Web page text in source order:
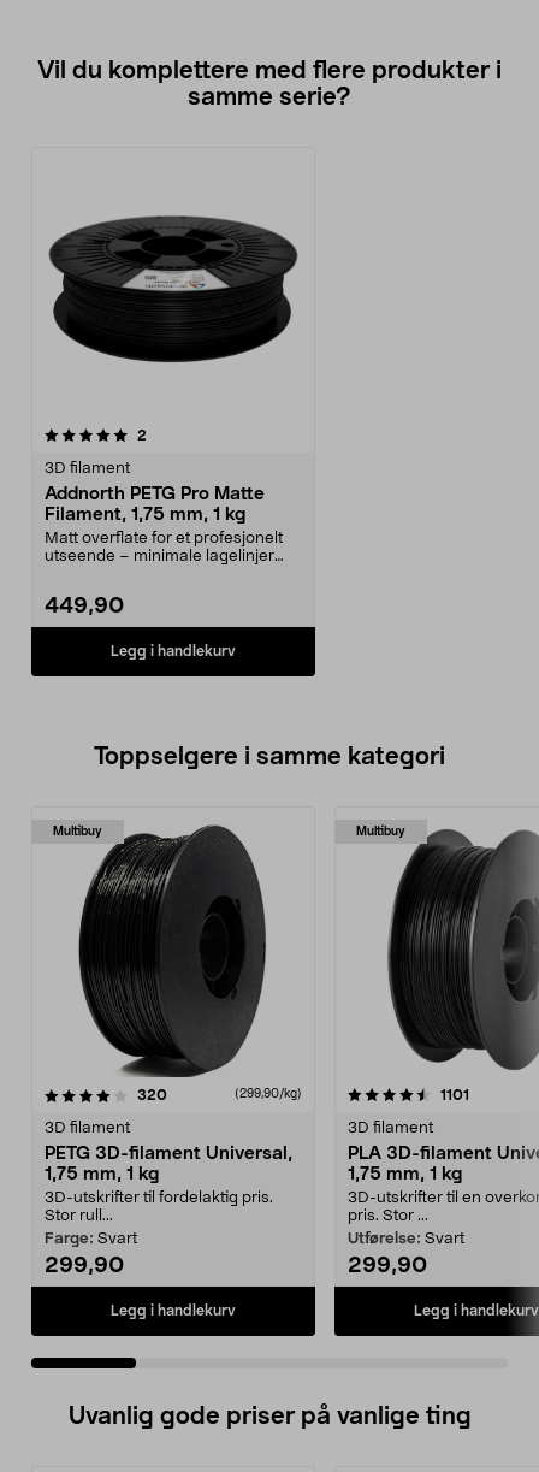
Vil du komplettere med flere produkter i
samme serie?
2
3D filament
Addnorth PETG Pro Matte
Filament, 1,75 mm, 1 kg
Matt overflate for et profesjonelt
utseende – minimale lagelinjer
449,90
Legg i handlekurv
Toppselgere i samme kategori
Multibuy
320anmeldelser(299,90/kg)
3D filament
PETG 3D-filament Universal,
1,75 mm, 1 kg
3D-utskrifter til fordelaktig pris.
Stor rull...
Farge: Svart
299,90
Legg i handlekurv
Multibuy
4.5 av 5 stjerner 1101
3D filament
PLA 3D-filament
1,75 mm, 1 kg
3D-utskrifter til en
pris. Stor ...
Utførelse: Svart
299,90
Legg i handlekurv
4.5 av 5 stjerner
Uvanlig gode priser på vanlige ting